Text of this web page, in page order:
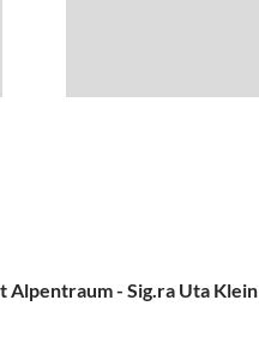
Alpentraum - Sig.ra Uta Klein